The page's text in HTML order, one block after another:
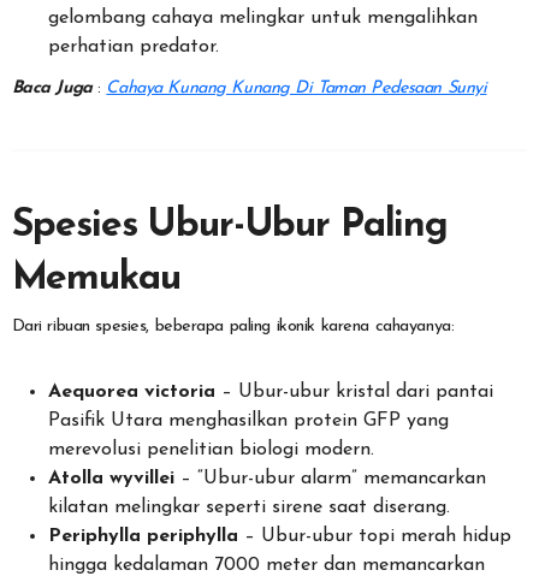
gelombang cahaya melingkar untuk mengalihkan
perhatian predator.
Baca Juga: Cahaya Kunang Kunang Di Taman Pedesaan Sunyi
Spesies Ubur-Ubur Paling
Memukau
Dari ribuan spesies, beberapa paling ikonik karena cahayanya:
Aequorea victoria – Ubur-ubur kristal dari pantai
Pasifik Utara menghasilkan protein GFP yang
merevolusi penelitian biologi modern.
Atolla wyvillei– “Ubur-ubur alarm” memancarkan
kilatan melingkar seperti sirene saat diserang.
Periphylla periphylla – Ubur-ubur topi merah hidup
hingga kedalaman 7000 meter dan memancarkan